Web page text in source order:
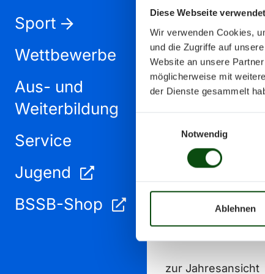
Diese Webseite
Wir verwenden Cookies,
und die Zugriffe auf
Website an unsere
möglicherweise mit
der Dienste gesammelt
Notwendig
Ablehnen
Sport
Wettbewerbe
Aus- und
Weiterbildung
Service
Jugend
BSSB-Shop
Februar 2024
zur Jahresansicht